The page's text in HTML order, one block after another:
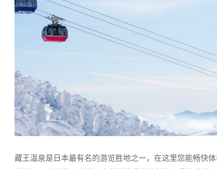
藏王温泉是日本最有名的游览胜地之一，在这里您能畅快